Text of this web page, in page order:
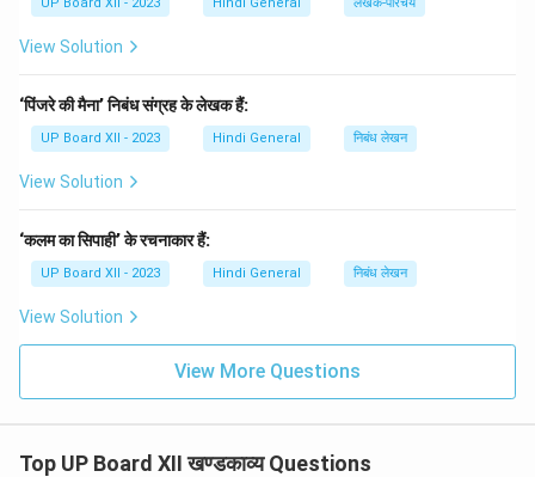
View Solution
‘पिंजरे की मैना’ निबंध संग्रह के लेखक हैं:
UP Board XII - 2023 Hindi General निबंध लेखन
View Solution
‘कलम का सिपाही’ के रचनाकार हैं:
UP Board XII - 2023 Hindi General निबंध लेखन
View Solution
View More Questions
Top UP Board XII खण्डकाव्य Questions